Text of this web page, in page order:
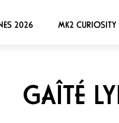
2026 MK2 CURIOSITY
GAÎTÉ